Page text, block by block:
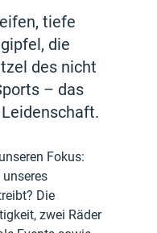
tiefe
die
des nicht
– das
Fokus:
Die
zwei Räder